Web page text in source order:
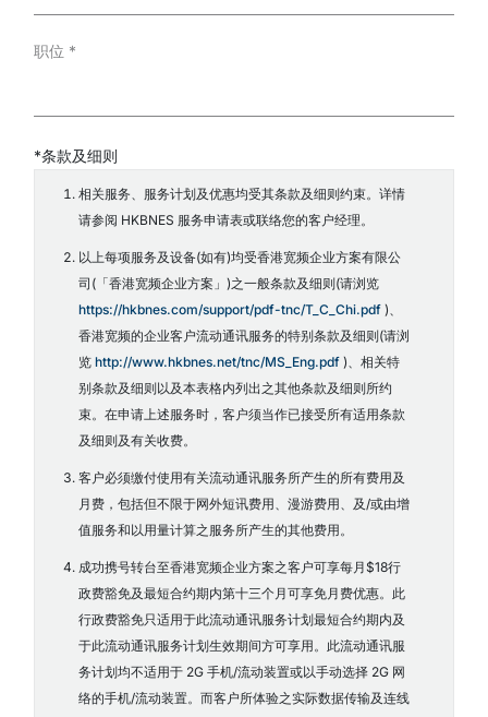
职位 *
*条款及细则
相关服务、服务计划及优惠均受其条款及细则约束。详情
请参阅 HKBNES 服务申请表或联络您的客户经理。
以上每项服务及设备(如有)均受香港宽频企业方案有限公
司(「香港宽频企业方案」)之一般条款及细则(请浏览
https://hkbnes.com/support/pdf-tnc/T_C_Chi.pdf )、
香港宽频的企业客户流动通讯服务的特别条款及细则(请浏
览 http://www.hkbnes.net/tnc/MS_Eng.pdf )、相关特
别条款及细则以及本表格内列出之其他条款及细则所约
束。在申请上述服务时，客户须当作已接受所有适用条款
及细则及有关收费。
客户必须缴付使用有关流动通讯服务所产生的所有费用及
月费，包括但不限于网外短讯费用、漫游费用、及/或由增
值服务和以用量计算之服务所产生的其他费用。
成功携号转台至香港宽频企业方案之客户可享每月$18行
政费豁免及最短合约期内第十三个月可享免月费优惠。此
行政费豁免只适用于此流动通讯服务计划最短合约期内及
于此流动通讯服务计划生效期间方可享用。此流动通讯服
务计划均不适用于 2G 手机/流动装置或以手动选择 2G 网
络的手机/流动装置。而客户所体验之实际数据传输及连线